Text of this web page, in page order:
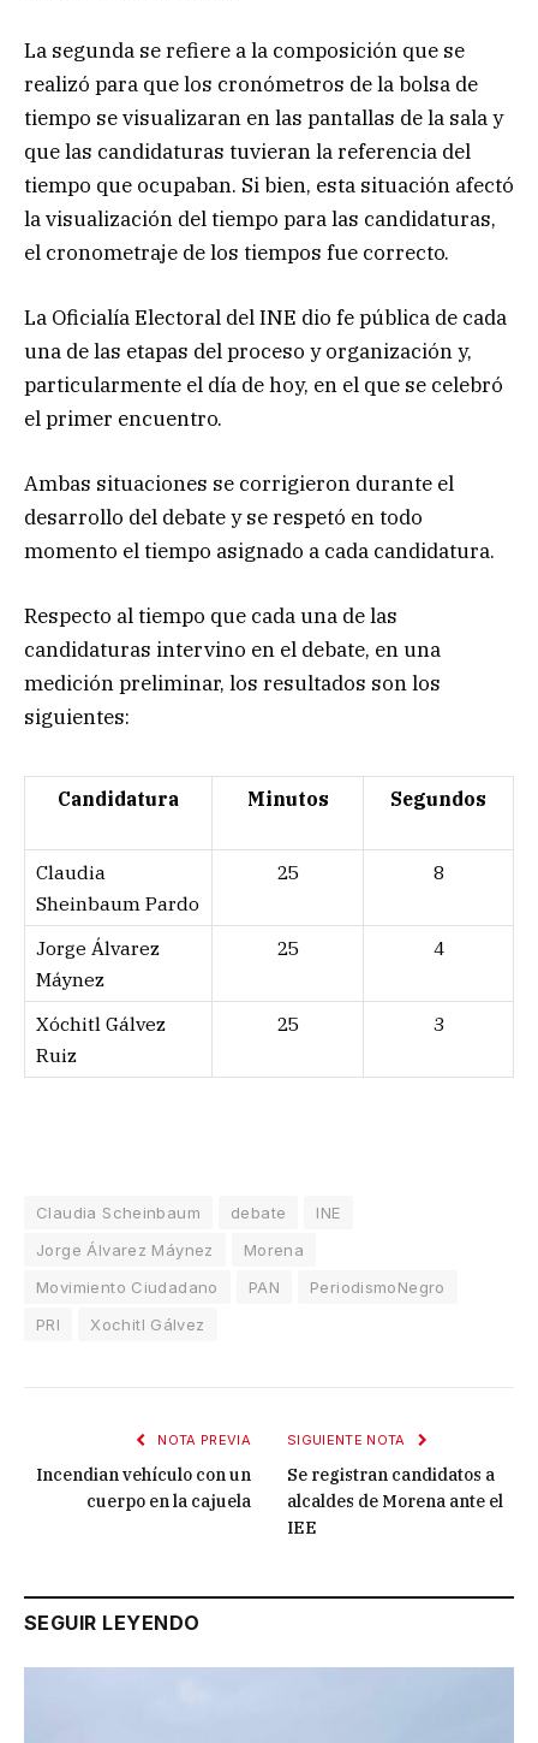
La segunda se refiere a la composición que se
realizó para que los cronómetros de la bolsa de
tiempo se visualizaran en las pantallas de la sala y
que las candidaturas tuvieran la referencia del
tiempo que ocupaban. Si bien, esta situación afectó
la visualización del tiempo para las candidaturas,
el cronometraje de los tiempos fue correcto.
La Oficialía Electoral del INE dio fe pública de cada
una de las etapas del proceso y organización y,
particularmente el día de hoy, en el que se celebró
el primer encuentro.
Ambas situaciones se corrigieron durante el
desarrollo del debate y se respetó en todo
momento el tiempo asignado a cada candidatura.
Respecto al tiempo que cada una de las
candidaturas intervino en el debate, en una
medición preliminar, los resultados son los
siguientes:
Candidatura Minutos Segundos
Claudia
Sheinbaum Pardo
25 8
Jorge Álvarez
Máynez
25 4
Xóchitl Gálvez
Ruiz
25 3
Claudia Scheinbaum debate
INE
Jorge Álvarez Máynez
Morena
Movimiento Ciudadano
PAN
PeriodismoNegro
PRI
Xochitl Gálvez
NOTA PREVIA
Incendian vehículo con un
cuerpo en la cajuela
SIGUIENTE NOTA
Se registran candidatos a
alcaldes de Morena ante el
IEE
SEGUIR LEYENDO